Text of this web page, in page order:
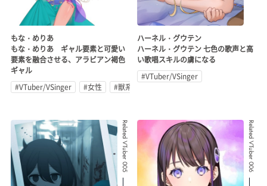
もな・めりあ
もな・めりあ ギャル要素と可愛い
要素を融合させる、アラビアン褐色
ギャル
#VTuber/VSinger
#女性 #獣系
ハーネル・グウテン
ハーネル・グウテン 七色の歌声と高
い歌唱スキルの虜になる
#VTuber/VSinger
Related VTuber 005 Related VTuber 006